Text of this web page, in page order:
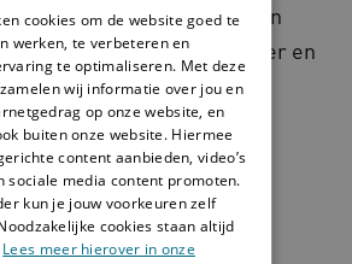
ligt op wat iemand kan en
gevoel van vrijheid, plezier en
dit voor mij de mooiste
doen met 10
de
cookies om de website goed te
werken, te verbeteren en
te optimaliseren. Met deze
wij informatie over jou en
op onze website, en
buiten onze website. Hiermee
content aanbieden, video’s
sociale media content promoten.
kun je jouw voorkeuren zelf
cookies staan altijd
Lees meer hierover in onze